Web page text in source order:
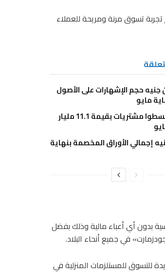
تسوق مرنة ومريحة للعملاء
جنيه حجم الإشهارات على الأصول
مايو
المصريون قسطوا مشتريات بقيمة 11.1 مليار
جنيه إجمالي الأوراق المخصمة بنهاية
بدون أي أعباء مالية وذلك بفضل
في جميع أنحاء البلاد.
للتسوق للمستلزمات المنزلية في